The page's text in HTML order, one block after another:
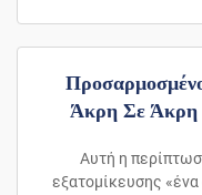
Άκρη Σε Άκρη
Αυτή η
εξατομίκευσης